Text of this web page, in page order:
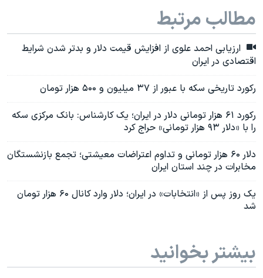
مطالب مرتبط
ارزیابی احمد علوی از افزایش قیمت دلار و بدتر شدن شرایط
اقتصادی در ایران
رکورد تاریخی سکه با عبور از ۳۷ میلیون و ۵۰۰ هزار تومان
رکورد ۶۱ هزار تومانی دلار در ایران؛ یک کارشناس: بانک مرکزی سکه
را با «دلار ۹۳ هزار تومانی» حراج کرد
دلار ۶۰ هزار تومانی و تداوم اعتراضات معیشتی؛ تجمع بازنشستگان
مخابرات در چند استان ایران
یک روز پس از «انتخابات» در ایران؛ دلار وارد کانال ۶۰ هزار تومان
شد
بیشتر بخوانید